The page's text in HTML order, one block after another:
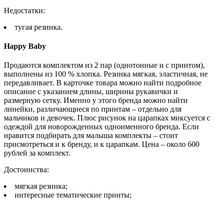
Недостатки:
тугая резинка.
Happy Baby
Продаются комплектом из 2 пар (однотонные и с принтом),
выполнены из 100 % хлопка. Резинка мягкая, эластичная, не
передавливает. В карточке товара можно найти подробное
описание с указанием длины, ширины рукавички и
размерную сетку. Именно у этого бренда можно найти
линейки, различающиеся по принтам – отдельно для
мальчиков и девочек. Плюс рисунок на царапках миксуется с
одеждой для новорожденных одноименного бренда. Если
нравится подбирать для малыша комплекты – стоит
присмотреться и к бренду, и к царапкам. Цена – около 600
рублей за комплект.
Достоинства:
мягкая резинка;
интересные тематические принты;